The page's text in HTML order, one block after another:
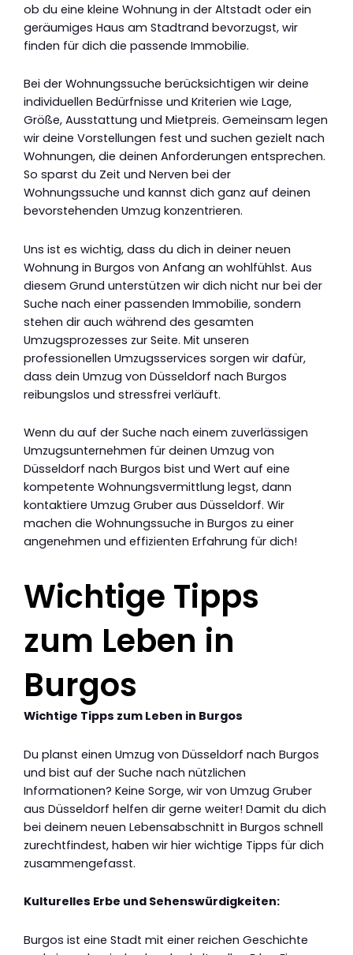
ob du eine kleine Wohnung in der Altstadt oder ein
geräumiges Haus am Stadtrand bevorzugst, wir
finden für dich die passende Immobilie.
Bei der Wohnungssuche berücksichtigen wir deine
individuellen Bedürfnisse und Kriterien wie Lage,
Größe, Ausstattung und Mietpreis. Gemeinsam legen
wir deine Vorstellungen fest und suchen gezielt nach
Wohnungen, die deinen Anforderungen entsprechen.
So sparst du Zeit und Nerven bei der
Wohnungssuche und kannst dich ganz auf deinen
bevorstehenden Umzug konzentrieren.
Uns ist es wichtig, dass du dich in deiner neuen
Wohnung in Burgos von Anfang an wohlfühlst. Aus
diesem Grund unterstützen wir dich nicht nur bei der
Suche nach einer passenden Immobilie, sondern
stehen dir auch während des gesamten
Umzugsprozesses zur Seite. Mit unseren
professionellen Umzugsservices sorgen wir dafür,
dass dein Umzug von Düsseldorf nach Burgos
reibungslos und stressfrei verläuft.
Wenn du auf der Suche nach einem zuverlässigen
Umzugsunternehmen für deinen Umzug von
Düsseldorf nach Burgos bist und Wert auf eine
kompetente Wohnungsvermittlung legst, dann
kontaktiere Umzug Gruber aus Düsseldorf. Wir
machen die Wohnungssuche in Burgos zu einer
angenehmen und effizienten Erfahrung für dich!
Wichtige Tipps
zum Leben in
Burgos
Wichtige Tipps zum Leben in Burgos
Du planst einen Umzug von Düsseldorf nach Burgos
und bist auf der Suche nach nützlichen
Informationen? Keine Sorge, wir von Umzug Gruber
aus Düsseldorf helfen dir gerne weiter! Damit du dich
bei deinem neuen Lebensabschnitt in Burgos schnell
zurechtfindest, haben wir hier wichtige Tipps für dich
zusammengefasst.
Kulturelles Erbe und Sehenswürdigkeiten:
Burgos ist eine Stadt mit einer reichen Geschichte